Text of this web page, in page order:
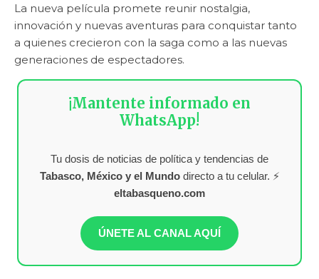
La nueva película promete reunir nostalgia,
innovación y nuevas aventuras para conquistar tanto
a quienes crecieron con la saga como a las nuevas
generaciones de espectadores.
¡Mantente informado en
WhatsApp!
Tu dosis de noticias de política y tendencias de
Tabasco, México y el Mundodirecto a tu celular. ⚡
eltabasqueno.com
ÚNETE AL CANAL AQUÍ